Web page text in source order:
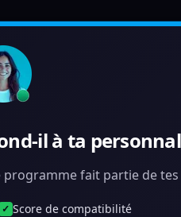
il à ta
fait partie de
✓ Score de compatibilité